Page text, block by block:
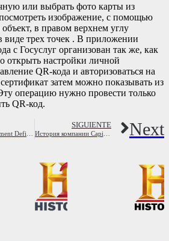
или выбрать фото карты из
изображение, с помощью
в правом верхнем углу
трех точек . В приложении
с Госуслуг организован так же, как
настройки личной
QR-кода и авторизоваться на
затем можно показывать из
операцию нужно провести только
QR-код.
SIGUIENTE Next